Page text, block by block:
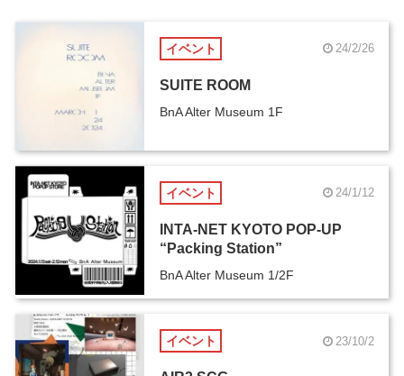
イベント 24/2/26
SUITE ROOM
BnA Alter Museum 1F
イベント 24/1/12
INTA-NET KYOTO POP-UP
“Packing Station”
BnA Alter Museum 1/2F
イベント 23/10/2